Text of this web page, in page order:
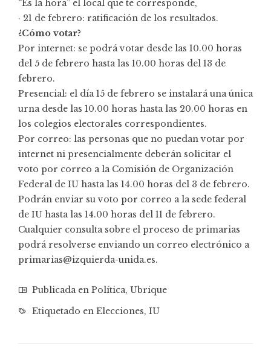
“Es la hora” el local que te corresponde,
· 21 de febrero: ratificación de los resultados.
¿Cómo votar?
Por internet: se podrá votar desde las 10.00 horas
del 5 de febrero hasta las 10.00 horas del 13 de
febrero.
Presencial: el día 15 de febrero se instalará una única
urna desde las 10.00 horas hasta las 20.00 horas en
los colegios electorales correspondientes.
Por correo: las personas que no puedan votar por
internet ni presencialmente deberán solicitar el
voto por correo a la Comisión de Organización
Federal de IU hasta las 14.00 horas del 3 de febrero.
Podrán enviar su voto por correo a la sede federal
de IU hasta las 14.00 horas del 11 de febrero.
Cualquier consulta sobre el proceso de primarias
podrá resolverse enviando un correo electrónico a
primarias@izquierda-unida.es.
Publicada en Política, Ubrique
Etiquetado en Elecciones, IU